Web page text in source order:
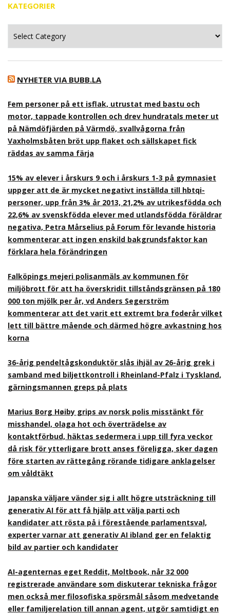
KATEGORIER
NYHETER VIA BUBB.LA
Fem personer på ett isflak, utrustat med bastu och
motor, tappade kontrollen och drev hundratals meter ut
på Nämdöfjärden på Värmdö, svallvågorna från
Vaxholmsbåten bröt upp flaket och sällskapet fick
räddas av samma färja
15% av elever i årskurs 9 och i årskurs 1-3 på gymnasiet
uppger att de är mycket negativt inställda till hbtqi-
personer, upp från 3% år 2013, 21,2% av utrikesfödda och
22,6% av svenskfödda elever med utlandsfödda föräldrar
negativa, Petra Mårselius på Forum för levande historia
kommenterar att ingen enskild bakgrundsfaktor kan
förklara hela förändringen
Falköpings mejeri polisanmäls av kommunen för
miljöbrott för att ha överskridit tillståndsgränsen på 180
000 ton mjölk per år, vd Anders Segerström
kommenterar att det varit ett extremt bra foderår vilket
lett till bättre mående och därmed högre avkastning hos
korna
36-årig pendeltågskonduktör slås ihjäl av 26-årig grek i
samband med biljettkontroll i Rheinland-Pfalz i Tyskland,
gärningsmannen greps på plats
Marius Borg Høiby grips av norsk polis misstänkt för
misshandel, olaga hot och överträdelse av
kontaktförbud, häktas sedermera i upp till fyra veckor
då risk för ytterligare brott anses föreligga, sker dagen
före starten av rättegång rörande tidigare anklagelser
om våldtäkt
Japanska väljare vänder sig i allt högre utsträckning till
generativ AI för att få hjälp att välja parti och
kandidater att rösta på i förestående parlamentsval,
experter varnar att generativ AI ibland ger en felaktig
bild av partier och kandidater
AI-agenternas eget Reddit, Moltbook, når 32 000
registrerade användare som diskuterar tekniska frågor
men också mer filosofiska spörsmål såsom medvetande
eller familjerelation till annan agent, utgör samtidigt en